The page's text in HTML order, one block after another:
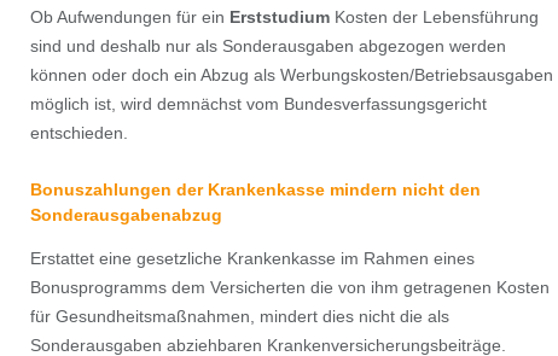
Ob Aufwendungen für ein Erststudium Kosten der Lebensführung
sind und deshalb nur als Sonderausgaben abgezogen werden
können oder doch ein Abzug als Werbungskosten/Betriebsausgaben
möglich ist, wird demnächst vom Bundesverfassungsgericht
entschieden.
Bonuszahlungen der Krankenkasse mindern nicht den
Sonderausgabenabzug
Erstattet eine gesetzliche Krankenkasse im Rahmen eines
Bonusprogramms dem Versicherten die von ihm getragenen Kosten
für Gesundheitsmaßnahmen, mindert dies nicht die als
Sonderausgaben abziehbaren Krankenversicherungsbeiträge.